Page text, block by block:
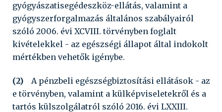
gyógyászatisegédeszköz-ellátás, valamint a
gyógyszerforgalmazás általános szabályairól
szóló2006. évi XCVIII. törvényben foglalt
kivételekkel - az egészségi állapot által indokolt
mértékben vehetők igénybe.
(2)
A pénzbeli egészségbiztosítási ellátások - az
e törvényben, valamint a külképviseletekről és a
tartós külszolgálatról szóló2016. évi LXXIII.